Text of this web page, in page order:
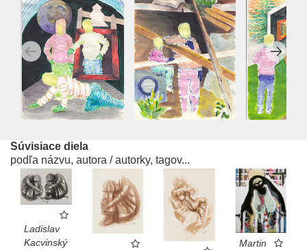
Súvisiace diela
podľa názvu, autora / autorky, tagov...
Ladislav
Kacvinský
Martin